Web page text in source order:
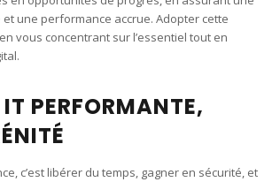
une performance accrue. Adopter cette
vous concentrant sur l’essentiel tout en
PERFORMANTE,
c’est libérer du temps, gagner en sécurité, et